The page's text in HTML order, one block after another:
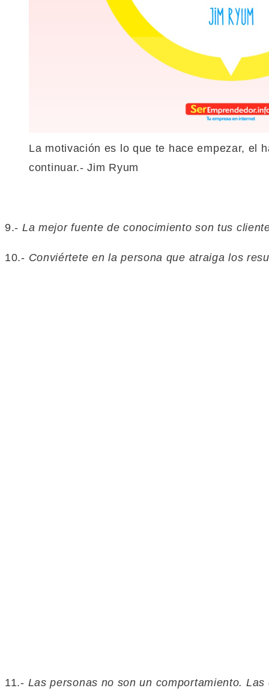
La motivación es lo que te hace empezar, el
continuar.- Jim Ryum
9.- La mejor fuente de conocimiento son tus
10.- Conviértete en la persona que atraiga los
11.- Las personas no son un comportamiento.